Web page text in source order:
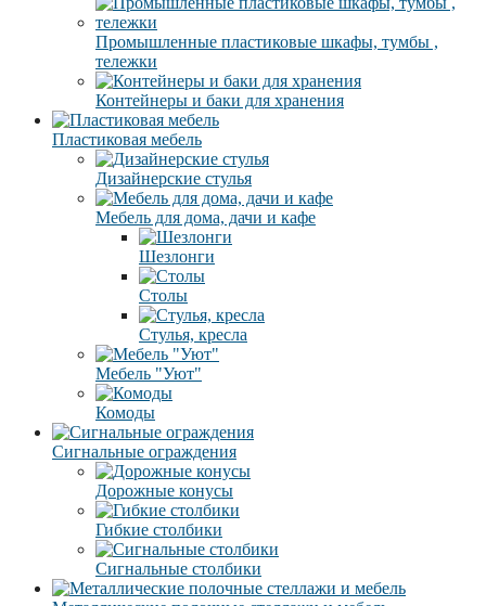
Промышленные пластиковые шкафы, тумбы ,
тележки
Контейнеры и баки для хранения
Пластиковая мебель
Дизайнерские стулья
Мебель для дома, дачи и кафе
Шезлонги
Столы
Стулья, кресла
Мебель "Уют"
Комоды
Сигнальные ограждения
Дорожные конусы
Гибкие столбики
Сигнальные столбики